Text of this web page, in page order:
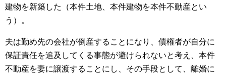
建物を新築した（本件土地、本件建物を本件不動産とい
う）。
夫は勤め先の会社が倒産することになり、債権者が自分に
保証責任を追及してくる事態が避けられないと考え、本件
不動産を妻に譲渡することにし、その手段として、離婚に